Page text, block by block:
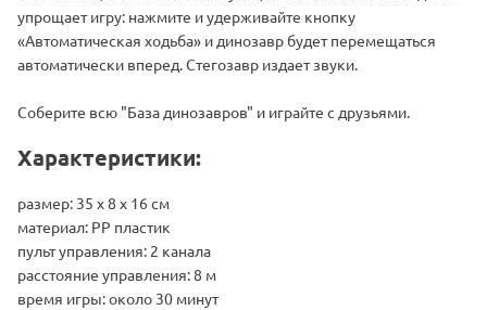
упрощает игру: нажмите и удерживайте кнопку
«Автоматическая ходьба» и динозавр будет перемещаться
автоматически вперед. Стегозавр издает звуки.
Соберите всю "База динозавров" и играйте с друзьями.
Характеристики:
размер: 35 х 8 х 16 см
материал: PP пластик
пульт управления: 2 канала
расстояние управления: 8 м
время игры: около 30 минут